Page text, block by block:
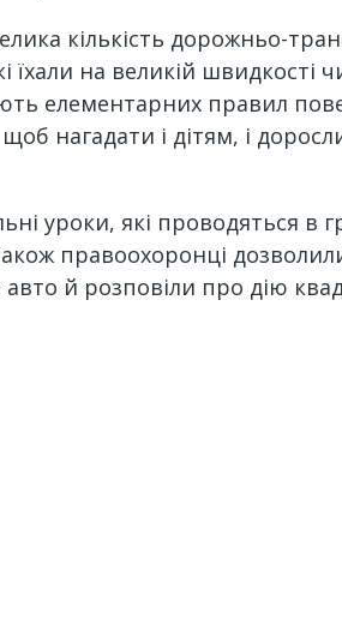
кількість дорожньо-
їхали на великій
елементарних правил
нагадати і дітям, і
уроки, які проводяться
правоохоронці
й розповіли про дію